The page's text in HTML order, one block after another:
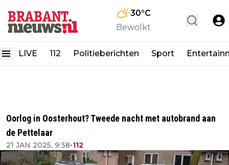
30°C
Bewolkt
LIVE 112 Politieberichten Sport
Oorlog in Oosterhout? Tweede nacht met autobrand aan
de Pettelaar
21 JAN 2025, 9:38•112